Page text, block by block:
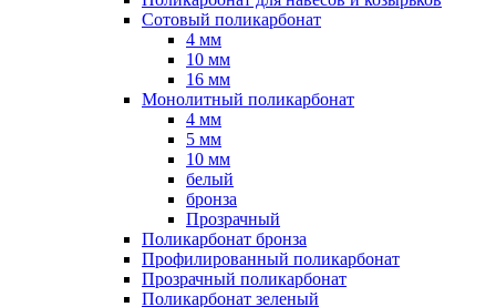
Сотовый поликарбонат
4 мм
10 мм
16 мм
Монолитный поликарбонат
4 мм
5 мм
10 мм
белый
бронза
Прозрачный
Поликарбонат бронза
Профилированный поликарбонат
Прозрачный поликарбонат
Поликарбонат зеленый